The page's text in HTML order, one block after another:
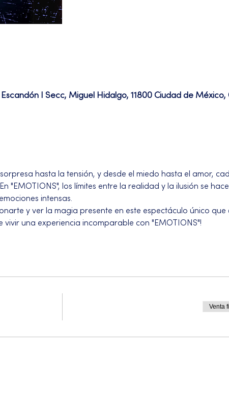
I Secc, Miguel Hidalgo, 11800 Ciudad de México,
hasta la tensión, y desde el miedo hasta el amor,
"EMOTIONS", los límites entre la realidad y la ilusión se
intensas.
y ver la magia presente en este espectáculo único que
una experiencia incomparable con "EMOTIONS"!
Venta